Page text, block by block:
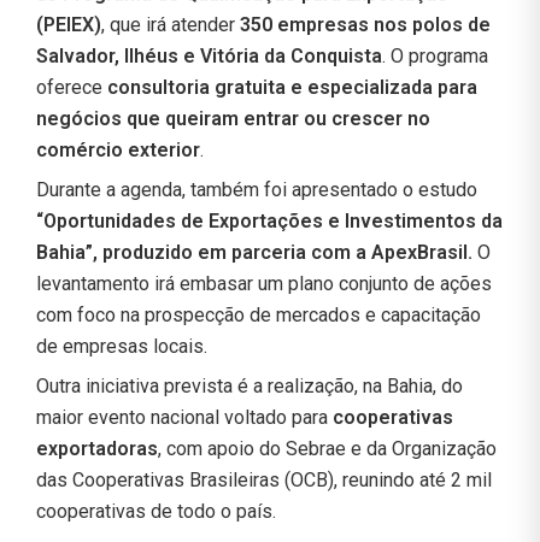
(PEIEX), que irá atender 350 empresas nos polos de
Salvador, Ilhéus e Vitória da Conquista. O programa
oferece consultoria gratuita e especializada para
negócios que queiram entrar ou crescer no
comércio exterior.
Durante a agenda, também foi apresentado o estudo
“Oportunidades de Exportações e Investimentos da
Bahia”, produzido em parceria com a ApexBrasil. O
levantamento irá embasar um plano conjunto de ações
com foco na prospecção de mercados e capacitação
de empresas locais.
Outra iniciativa prevista é a realização, na Bahia, do
maior evento nacional voltado para cooperativas
exportadoras, com apoio do Sebrae e da Organização
das Cooperativas Brasileiras (OCB), reunindo até 2 mil
cooperativas de todo o país.